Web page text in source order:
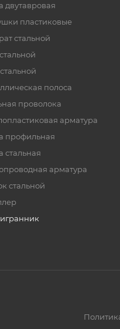
двутавровая
пластиковые
стальной
полоса
проволока
арматура
профильная
стальная
арматура
стальной